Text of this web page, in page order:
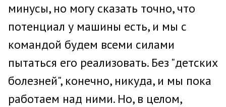
минусы, но могу сказать точно, что
потенциал у машины есть, и мы с
командой будем всеми силами
пытаться его реализовать. Без "детских
болезней", конечно, никуда, и мы пока
работаем над ними. Но, в целом,